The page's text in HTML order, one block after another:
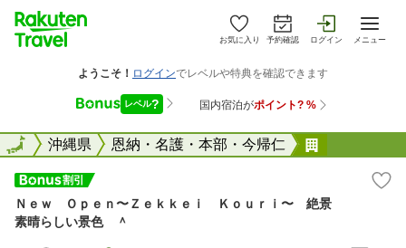
お気に入り 予約確認 ログイン メニュー
全国沖縄県 恩納・名護・本部・今帰仁
全国
Ｎｅｗ Ｏｐｅｎ〜Ｚｅｋｋｅｉ Ｋｏｕｒｉ〜 絶景
素晴らしい景色 ＾